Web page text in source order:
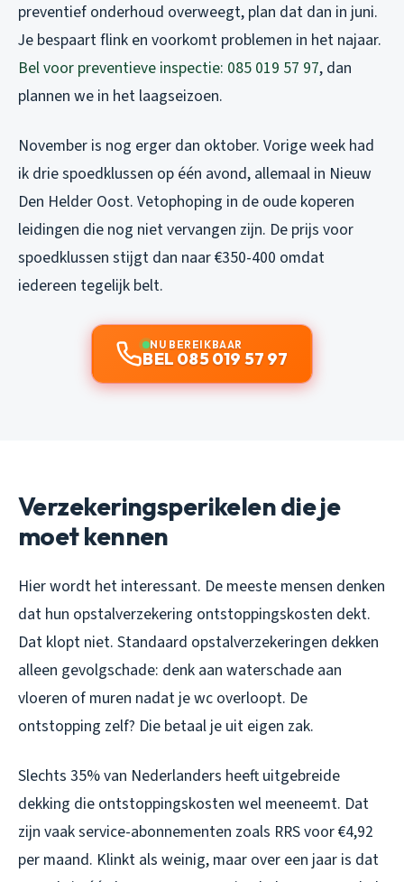
preventief onderhoud overweegt, plan dat dan in juni.
Je bespaart flink en voorkomt problemen in het najaar.
Bel voor preventieve inspectie: 085 019 57 97, dan
plannen we in het laagseizoen.
November is nog erger dan oktober. Vorige week had
ik drie spoedklussen op één avond, allemaal in Nieuw
Den Helder Oost. Vetophoping in de oude koperen
leidingen die nog niet vervangen zijn. De prijs voor
spoedklussen stijgt dan naar €350-400 omdat
iedereen tegelijk belt.
NU BEREIKBAAR
BEL 085 019 57 97
Verzekeringsperikelen die je
moet kennen
Hier wordt het interessant. De meeste mensen denken
dat hun opstalverzekering ontstoppingskosten dekt.
Dat klopt niet. Standaard opstalverzekeringen dekken
alleen gevolgschade: denk aan waterschade aan
vloeren of muren nadat je wc overloopt. De
ontstopping zelf? Die betaal je uit eigen zak.
Slechts 35% van Nederlanders heeft uitgebreide
dekking die ontstoppingskosten wel meeneemt. Dat
zijn vaak service-abonnementen zoals RRS voor €4,92
per maand. Klinkt als weinig, maar over een jaar is dat